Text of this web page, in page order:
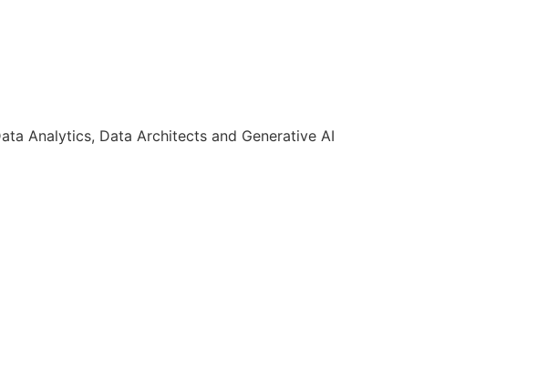
Analytics, Data Architects and Generative AI